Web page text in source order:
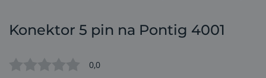
Konektor 5 pin na Pontig 4001
0,0